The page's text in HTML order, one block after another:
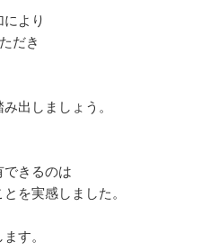
より
だき
出しましょう。
きるのは
を実感しました。
す。